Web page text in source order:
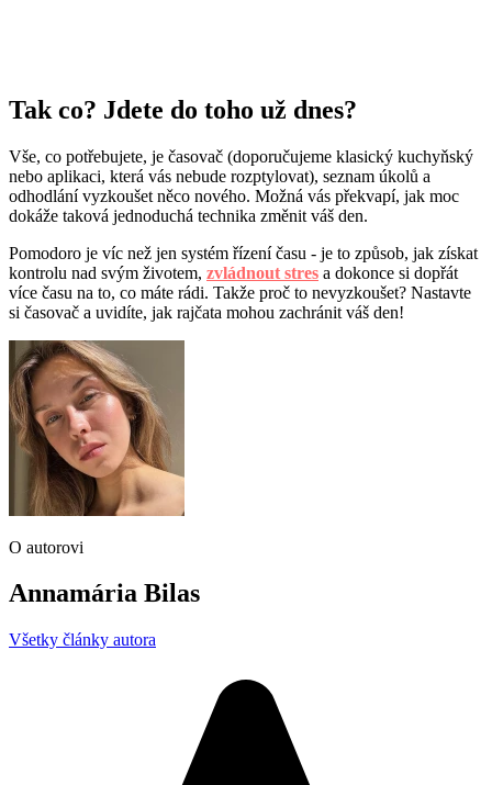
Tak co? Jdete do toho už dnes?
Vše, co potřebujete, je časovač (doporučujeme klasický kuchyňský
nebo aplikaci, která vás nebude rozptylovat), seznam úkolů a
odhodlání vyzkoušet něco nového. Možná vás překvapí, jak moc
dokáže taková jednoduchá technika změnit váš den.
Pomodoro je víc než jen systém řízení času - je to způsob, jak získat
kontrolu nad svým životem, zvládnout stres a dokonce si dopřát
více času na to, co máte rádi. Takže proč to nevyzkoušet? Nastavte
si časovač a uvidíte, jak rajčata mohou zachránit váš den!
O autorovi
Annamária Bilas
Všetky články autora